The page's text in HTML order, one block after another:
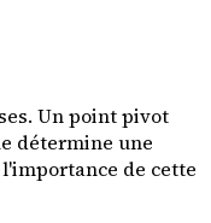
Un point pivot
détermine une
de cette